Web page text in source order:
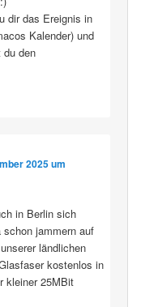
dir das Ereignis in
Kalender) und
du den
2025 um
in Berlin sich
jammern auf
ländlichen
kostenlos in
kleiner 25MBit